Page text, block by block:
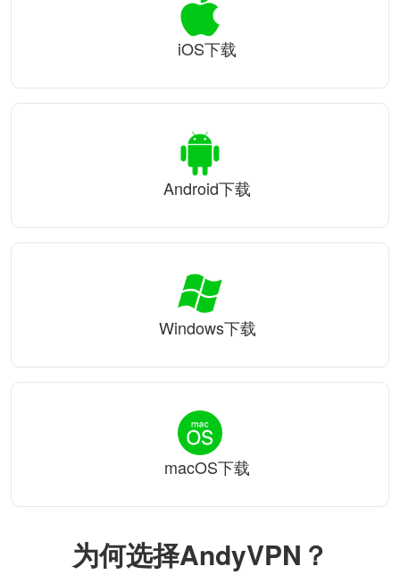
为何选择AndyVPN？
iOS下载
Android下载
Windows下载
macOS下载